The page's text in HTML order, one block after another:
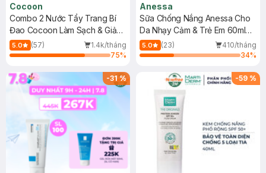
Cocoon
Combo 2 Nước Tẩy Trang Bí
Đao Cocoon Làm Sạch & Giảm
Dầu 500ml
5.0 (57)
1.4k/tháng
75%
Anessa
Sữa Chống Nắng Anessa Cho
Da Nhạy Cảm & Trẻ Em 60ml
(Mới)
5.0 (23)
410/tháng
34%
-31% -59 %